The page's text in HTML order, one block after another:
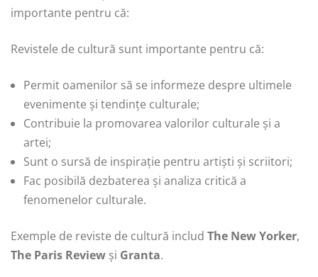
importante pentru că:
Revistele de cultură sunt importante pentru că:
Permit oamenilor să se informeze despre ultimele
evenimente și tendințe culturale;
Contribuie la promovarea valorilor culturale și a
artei;
Sunt o sursă de inspirație pentru artiști și scriitori;
Fac posibilă dezbaterea și analiza critică a
fenomenelor culturale.
Exemple de reviste de cultură includ The New Yorker,
The Paris Review și Granta.